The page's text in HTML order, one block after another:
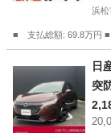
浜松
■ 支払総額: 69.8万円
日
突
ー
Ｃ